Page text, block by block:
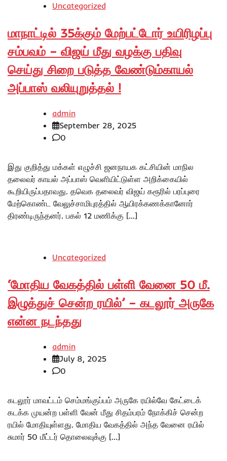
Uncategorized
மாநாட்டில் 35க்கும் மேற்பட்டோர் உயிரிழப்பு
சம்பவம் – விஜய் மீது வழக்கு பதிவு
செய்து சிறை படுத்த வேண்டும்காயல்
அப்பாஸ் வலியுறுத்தல் !
admin
September 28, 2025
0
இது குறித்து மக்கள் எழுச்சி ஜனநாயக கட்சியின் மாநில
தலைவர் காயல் அப்பாஸ் வெளியிட்டுள்ள அறிக்கையில்
கூறியிருப்பதாவது. தவெக தலைவர் விஜய் கரூரில் பரப்புரை
மேற்கொண்ட வேலுச்சாமிபுரத்தில் ஆயிரக்கணக்கானோர்
திரண்டிருந்தனர். பகல் 12 மணிக்கு […]
Uncategorized
‘மோதிய வேகத்தில் பள்ளி வேனை 50 மீ.
இழுத்துச் சென்ற ரயில்’ – கடலூர் அருகே
என்ன நடந்தது
admin
July 8, 2025
0
கடலூர் மாவட்டம் செம்மங்குப்பம் அருகே ரயில்வே கேட்டைக்
கடக்க முயன்ற பள்ளி வேன் மீது சிதம்பரம் நோக்கிச் சென்ற
ரயில் மோதியுள்ளது. மோதிய வேகத்தில் அந்த வேனை ரயில்
சுமார் 50 மீட்டர் தொலைவுக்கு […]